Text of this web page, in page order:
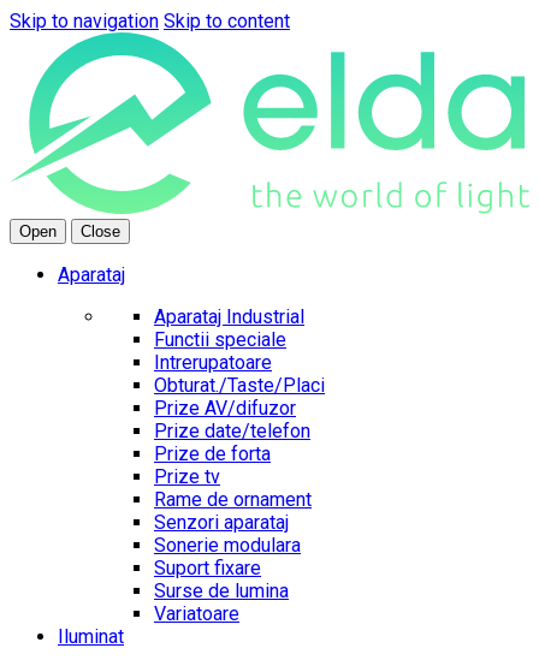
Skip to navigation Skip to content
Open Close
Aparataj
Aparataj Industrial
Functii speciale
Intrerupatoare
Obturat./Taste/Placi
Prize AV/difuzor
Prize date/telefon
Prize de forta
Prize tv
Rame de ornament
Senzori aparataj
Sonerie modulara
Suport fixare
Surse de lumina
Variatoare
Iluminat